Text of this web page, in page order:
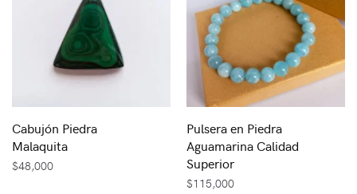
Cabujón Piedra
Malaquita
$48,000
Pulsera en Piedra
Aguamarina Calidad
Superior
$115,000